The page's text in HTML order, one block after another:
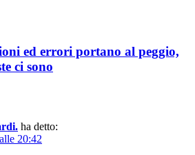
ed errori portano al peggio,
ci sono
ha detto:
20:42